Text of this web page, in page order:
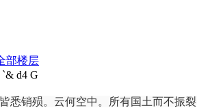
部楼层
d4 G
悉销殒。云何空中。所有国土而不振